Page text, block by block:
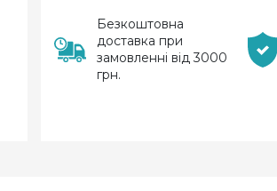
Безкоштовна
доставка при
замовленні від 3000
грн.